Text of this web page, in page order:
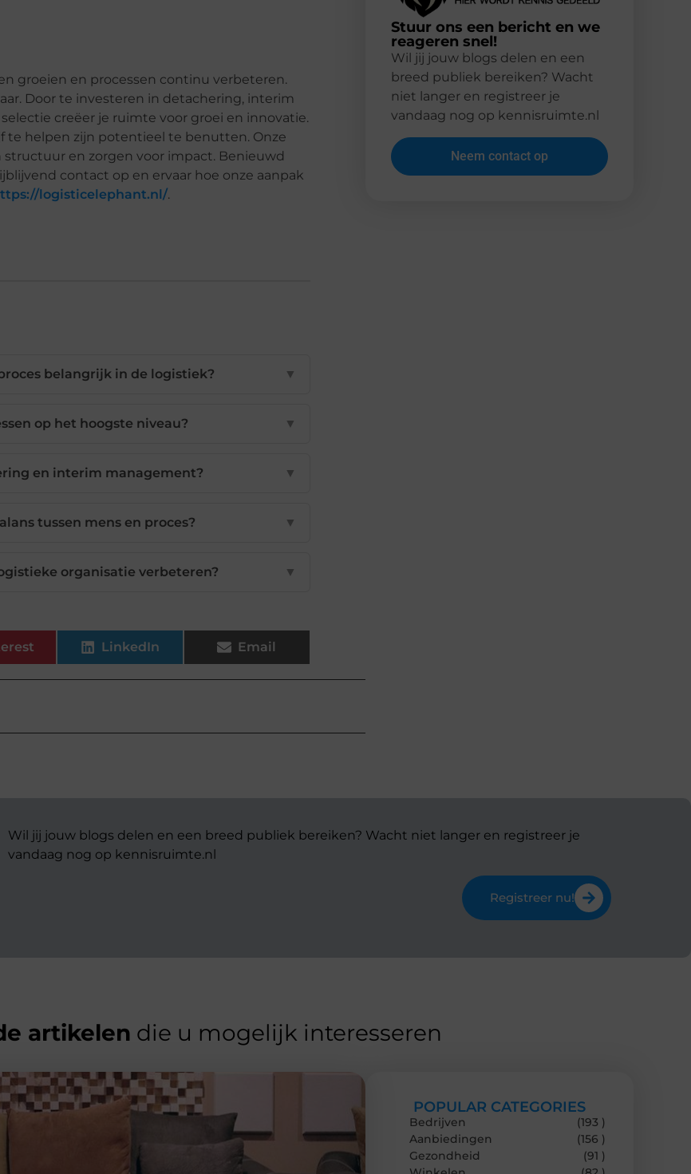
groeien en processen continu verbeteren.
Door te investeren in detachering, interim
creëer je ruimte voor groei en innovatie.
te helpen zijn potentieel te benutten. Onze
en zorgen voor impact. Benieuwd
contact op en ervaar hoe onze aanpak
logisticelephant.nl/.
belangrijk in de logistiek? ▼
op het hoogste niveau? ▼
en interim management? ▼
tussen mens en proces? ▼
organisatie verbeteren? ▼
LinkedIn Email
Stuur ons een bericht en we
reageren snel!
Wil jij jouw blogs delen en een
breed publiek bereiken? Wacht
niet langer en registreer je
vandaag nog op kennisruimte.nl
Neem contact op
Wil jij jouw blogs delen en een breed publiek bereiken? Wacht niet langer en registreer je
vandaag nog op kennisruimte.nl
Registreer nu!
artikelen die u mogelijk interesseren
POPULAR CATEGORIES
Bedrijven
(193 )
Aanbiedingen
(156 )
Gezondheid
(91 )